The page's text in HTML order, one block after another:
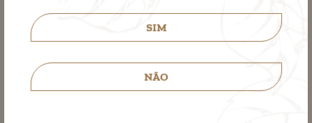
SIM
NÃO
Santa Cristina Branco
Vinho Branco
4,25€